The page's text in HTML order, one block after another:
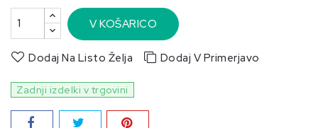
V KOŠARICO
Dodaj Na Listo Želja Dodaj V Primerjavo
Zadnji izdelki v trgovini